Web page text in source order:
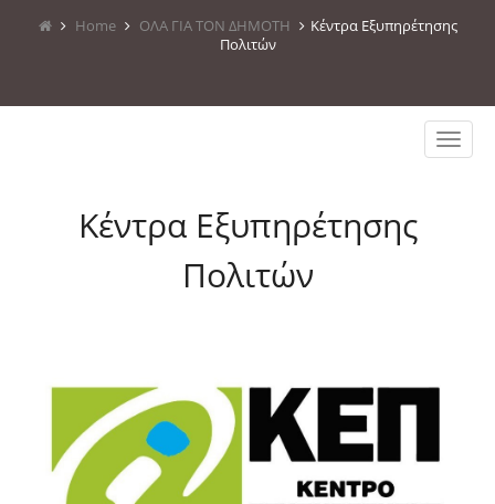
Home ΟΛΑ ΓΙΑ ΤΟΝ ΔΗΜΟΤΗ
Κέντρα Εξυπηρέτησης
Πολιτών
Toggle
Κέντρα Εξυπηρέτησης
Πολιτών